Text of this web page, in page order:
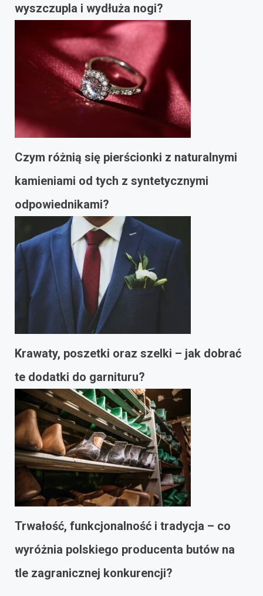
wyszczupla i wydłuża nogi?
Czym różnią się pierścionki z naturalnymi
kamieniami od tych z syntetycznymi
odpowiednikami?
Krawaty, poszetki oraz szelki – jak dobrać
te dodatki do garnituru?
Trwałość, funkcjonalność i tradycja – co
wyróżnia polskiego producenta butów na
tle zagranicznej konkurencji?